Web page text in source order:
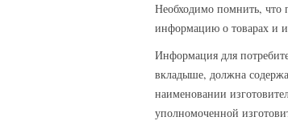
Необходимо помнить, что
информацию о товарах и
Информация для
вкладыше, должна
наименовании
уполномоченной